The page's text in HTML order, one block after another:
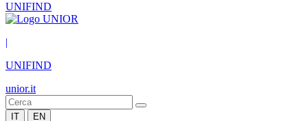
UNIFIND
|
UNIFIND
unior.it
IT EN